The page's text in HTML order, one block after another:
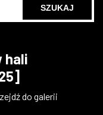
hali
do galerii